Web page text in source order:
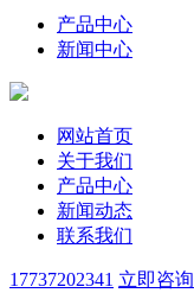
产品中心
新闻中心
网站首页
关于我们
产品中心
新闻动态
联系我们
17737202341 立即咨询